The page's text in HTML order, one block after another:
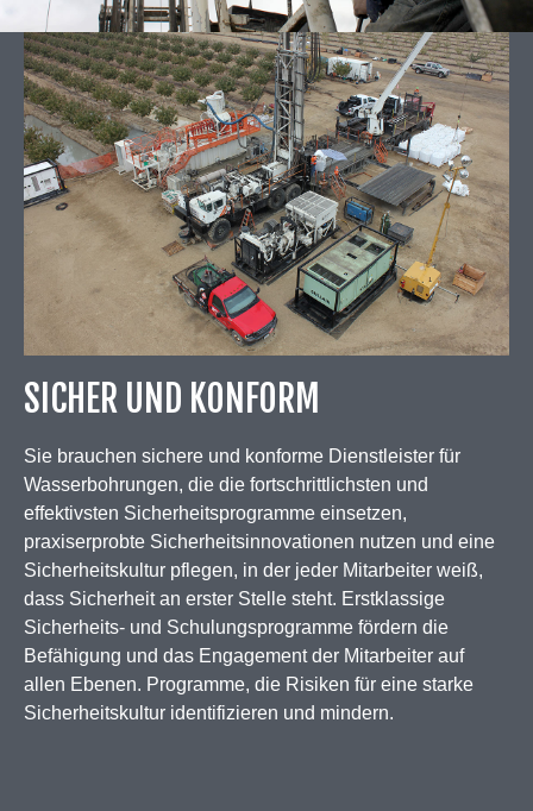
SICHER UND KONFORM
Sie brauchen sichere und konforme Dienstleister für
Wasserbohrungen, die die fortschrittlichsten und
effektivsten Sicherheitsprogramme einsetzen,
praxiserprobte Sicherheitsinnovationen nutzen und eine
Sicherheitskultur pflegen, in der jeder Mitarbeiter weiß,
dass Sicherheit an erster Stelle steht. Erstklassige
Sicherheits- und Schulungsprogramme fördern die
Befähigung und das Engagement der Mitarbeiter auf
allen Ebenen. Programme, die Risiken für eine starke
Sicherheitskultur identifizieren und mindern.